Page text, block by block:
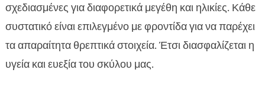
σχεδιασμένες για διαφορετικά μεγέθη και ηλικίες. Κάθε
συστατικό είναι επιλεγμένο με φροντίδα για να παρέχει
τα απαραίτητα θρεπτικά στοιχεία. Έτσι διασφαλίζεται η
υγεία και ευεξία του σκύλου μας.